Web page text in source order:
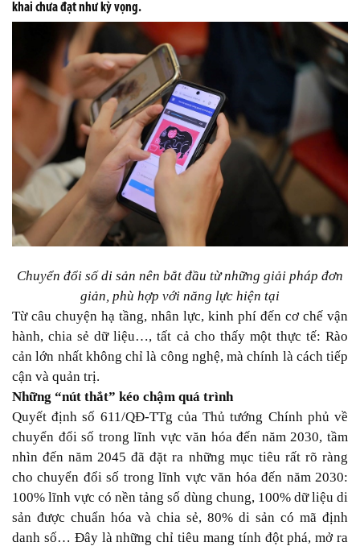
khai chưa đạt như kỳ vọng.
Chuyển đổi số di sản nên bắt đầu từ những giải pháp đơn
giản, phù hợp với năng lực hiện tại
Từ câu chuyện hạ tầng, nhân lực, kinh phí đến cơ chế vận
hành, chia sẻ dữ liệu…, tất cả cho thấy một thực tế: Rào
cản lớn nhất không chỉ là công nghệ, mà chính là cách tiếp
cận và quản trị.
Những “nút thắt” kéo chậm quá trình
Quyết định số 611/QĐ-TTg của Thủ tướng Chính phủ về
chuyển đổi số trong lĩnh vực văn hóa đến năm 2030, tầm
nhìn đến năm 2045 đã đặt ra những mục tiêu rất rõ ràng
cho chuyển đổi số trong lĩnh vực văn hóa đến năm 2030:
100% lĩnh vực có nền tảng số dùng chung, 100% dữ liệu di
sản được chuẩn hóa và chia sẻ, 80% di sản có mã định
danh số… Đây là những chỉ tiêu mang tính đột phá, mở ra